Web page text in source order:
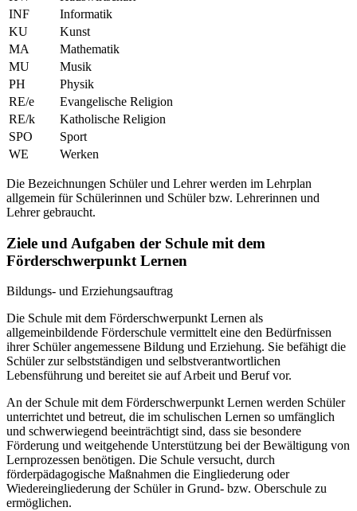
INF
Informatik
KU
Kunst
MA
Mathematik
MU
Musik
PH
Physik
RE/e
Evangelische Religion
RE/k
Katholische Religion
SPO
Sport
WE
Werken
Die Bezeichnungen Schüler und Lehrer werden im Lehrplan
allgemein für Schülerinnen und Schüler bzw. Lehrerinnen und
Lehrer gebraucht.
Ziele und Aufgaben der Schule mit dem
Förderschwerpunkt Lernen
Bildungs- und Erziehungsauftrag
Die Schule mit dem Förderschwerpunkt Lernen als
allgemeinbildende Förderschule vermittelt eine den Bedürfnissen
ihrer Schüler angemessene Bildung und Erziehung. Sie befähigt die
Schüler zur selbstständigen und selbstverantwortlichen
Lebensführung und bereitet sie auf Arbeit und Beruf vor.
An der Schule mit dem Förderschwerpunkt Lernen werden Schüler
unterrichtet und betreut, die im schulischen Lernen so umfänglich
und schwerwiegend beeinträchtigt sind, dass sie besondere
Förderung und weitgehende Unterstützung bei der Bewältigung von
Lernprozessen benötigen. Die Schule versucht, durch
förderpädagogische Maßnahmen die Eingliederung oder
Wiedereingliederung der Schüler in Grund- bzw. Oberschule zu
ermöglichen.